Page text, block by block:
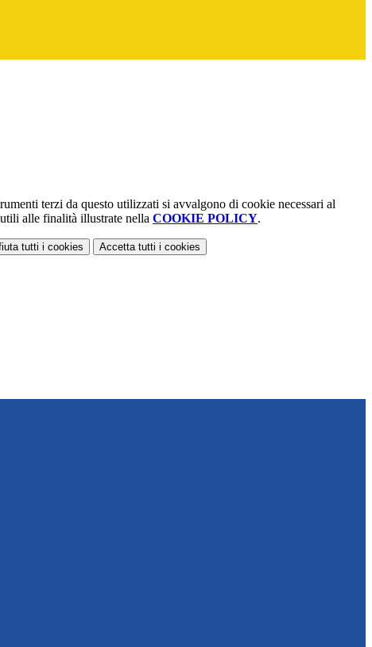
terzi da questo utilizzati si avvalgono di cookie necessari al
alle finalità illustrate nella COOKIE POLICY.
tutti i cookies Accetta tutti i cookies